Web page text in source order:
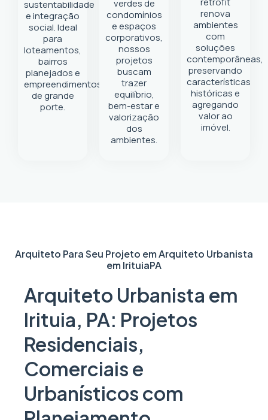
sustentabilidade
e integração
social. Ideal
para
loteamentos,
bairros
planejados e
empreendimentos
de grande
porte.
verdes de
condomínios
e espaços
corporativos,
nossos
projetos
buscam
trazer
equilíbrio,
bem-estar e
valorização
dos
ambientes.
renova
ambientes
com
soluções
contemporâneas,
preservando
características
históricas e
agregando
valor ao
imóvel.
Arquiteto Para Seu Projeto emArquiteto Urbanista
em IrituiaPA
Arquiteto Urbanista em
Irituia, PA: Projetos
Residenciais,
Comerciais e
Urbanísticos com